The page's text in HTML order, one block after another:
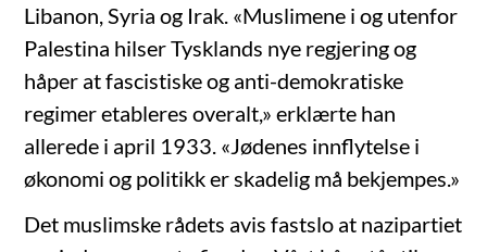
Libanon, Syria og Irak. «Muslimene i og utenfor
Palestina hilser Tysklands nye regjering og
håper at fascistiske og anti-demokratiske
regimer etableres overalt,» erklærte han
allerede i april 1933. «Jødenes innflytelse i
økonomi og politikk er skadelig må bekjempes.»
Det muslimske rådets avis fastslo at nazipartiet